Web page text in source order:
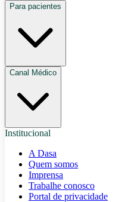
Para pacientes
Canal Médico
Institucional
A Dasa
Quem somos
Imprensa
Trabalhe conosco
Portal de privacidade